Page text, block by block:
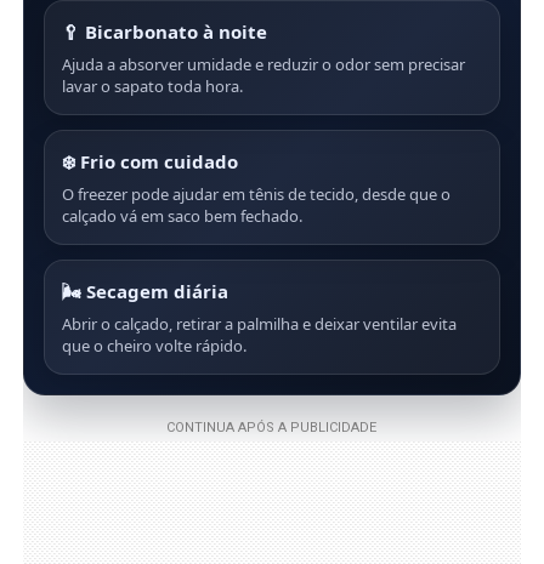
🥄 Bicarbonato à noite
Ajuda a absorver umidade e reduzir o odor sem precisar
lavar o sapato toda hora.
❄️ Frio com cuidado
O freezer pode ajudar em tênis de tecido, desde que o
calçado vá em saco bem fechado.
🌬️ Secagem diária
Abrir o calçado, retirar a palmilha e deixar ventilar evita
que o cheiro volte rápido.